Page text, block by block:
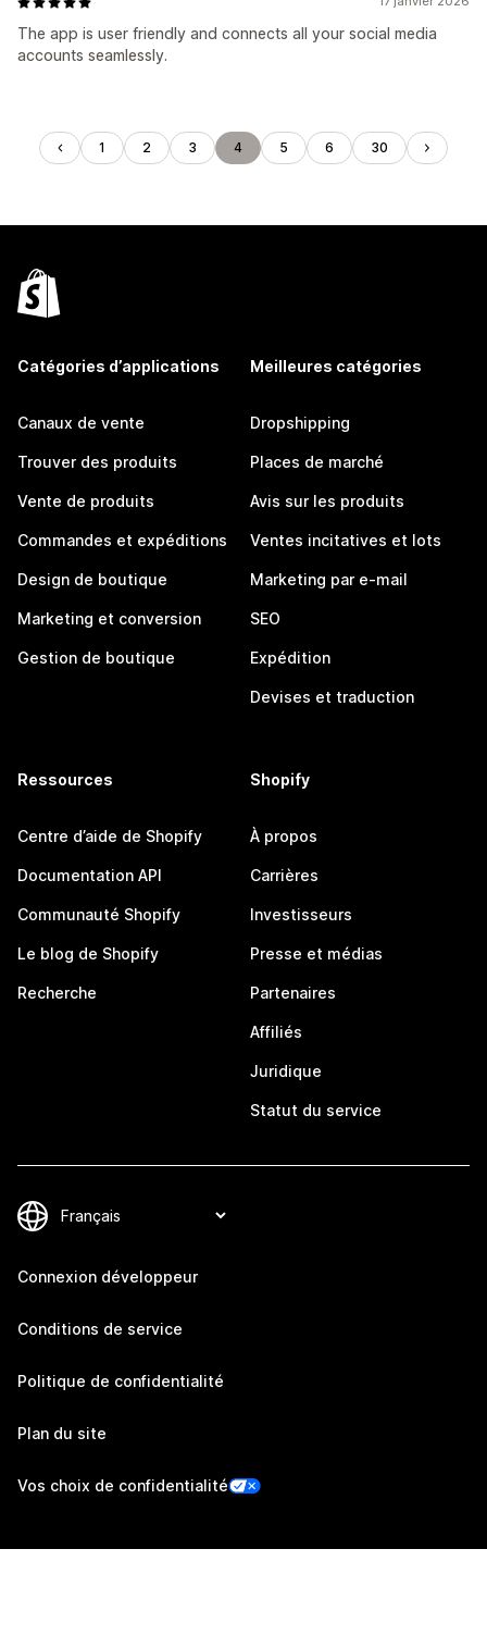
The app is user friendly and connects all your social media
accounts seamlessly.
1 2 3 4 5 6 30
Catégories d’applications
Canaux de vente
Trouver des produits
Vente de produits
Commandes et expéditions
Design de boutique
Marketing et conversion
Gestion de boutique
Meilleures catégories
Dropshipping
Places de marché
Avis sur les produits
Ventes incitatives et lots
Marketing par e-mail
SEO
Expédition
Devises et traduction
Ressources
Centre d’aide de Shopify
Documentation API
Communauté Shopify
Le blog de Shopify
Recherche
Shopify
À propos
Carrières
Investisseurs
Presse et médias
Partenaires
Affiliés
Juridique
Statut du service
Connexion développeur
Conditions de service
Politique de confidentialité
Plan du site
Vos choix de confidentialité